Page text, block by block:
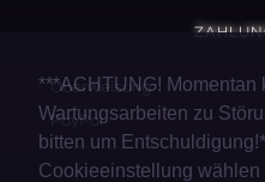
Überweisung
PayPal
***ACHTUNG! Momentan
Wartungsarbeiten zu
bitten um
Cookieeinstellung wählen